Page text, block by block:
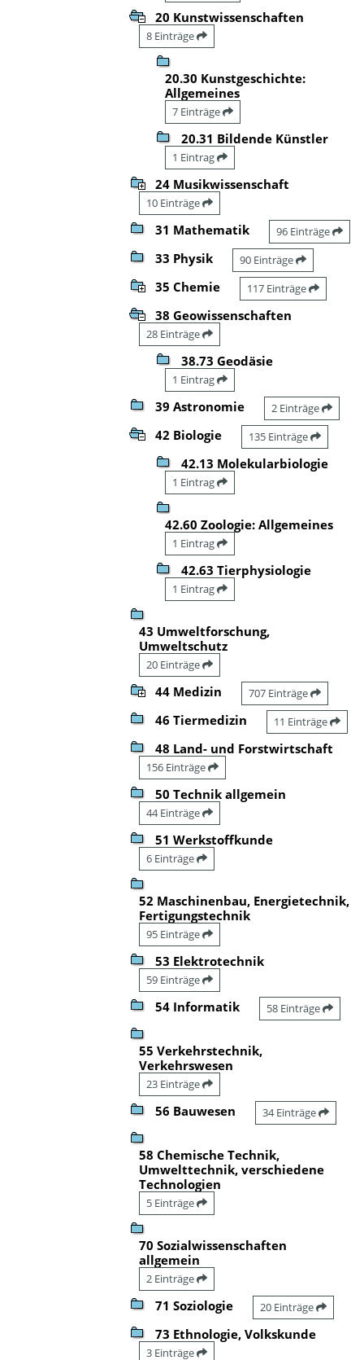
20 Kunstwissenschaften
8 Einträge
20.30 Kunstgeschichte:
Allgemeines
7 Einträge
20.31 Bildende Künstler
1 Eintrag
24 Musikwissenschaft
10 Einträge
31 Mathematik 96 Einträge
33 Physik 90 Einträge
35 Chemie 117 Einträge
38 Geowissenschaften
28 Einträge
38.73 Geodäsie
1 Eintrag
39 Astronomie 2 Einträge
42 Biologie 135 Einträge
42.13 Molekularbiologie
1 Eintrag
42.60 Zoologie: Allgemeines
1 Eintrag
42.63 Tierphysiologie
1 Eintrag
43 Umweltforschung,
Umweltschutz
20 Einträge
44 Medizin 707 Einträge
46 Tiermedizin 11 Einträge
48 Land- und Forstwirtschaft
156 Einträge
50 Technik allgemein
44 Einträge
51 Werkstoffkunde
6 Einträge
52 Maschinenbau, Energietechnik,
Fertigungstechnik
95 Einträge
53 Elektrotechnik
59 Einträge
54 Informatik 58 Einträge
55 Verkehrstechnik,
Verkehrswesen
23 Einträge
56 Bauwesen 34 Einträge
58 Chemische Technik,
Umwelttechnik, verschiedene
Technologien
5 Einträge
70 Sozialwissenschaften
allgemein
2 Einträge
71 Soziologie 20 Einträge
73 Ethnologie, Volkskunde
3 Einträge